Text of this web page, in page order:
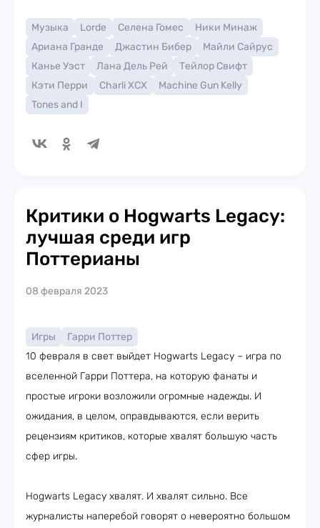
Музыка Lorde Селена Гомес
Ники Минаж
Ариана Гранде
Джастин Бибер
Майли Сайрус
Канье Уэст
Лана Дель Рей
Тейлор Свифт
Кэти Перри
Charli XCX
Machine Gun Kelly
Tones and I
Критики о Hogwarts Legacy:
лучшая среди игр
Поттерианы
08 февраля 2023
Игры
Гарри Поттер
10 февраля в свет выйдет Hogwarts Legacy – игра по
вселенной Гарри Поттера, на которую фанаты и
простые игроки возложили огромные надежды. И
ожидания, в целом, оправдываются, если верить
рецензиям критиков, которые хвалят большую часть
сфер игры.
Hogwarts Legacy хвалят. И хвалят сильно. Все
журналисты наперебой говорят о невероятно большом